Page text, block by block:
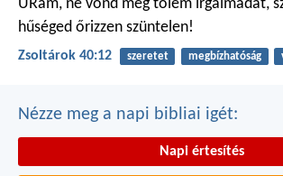
URam, ne vond meg tőlem irgalmadat,
hűséged őrizzen szüntelen!
Zsoltárok 40:12 szeretet megbízhatóság
Nézze meg a napi bibliai igét:
Napi értesítés